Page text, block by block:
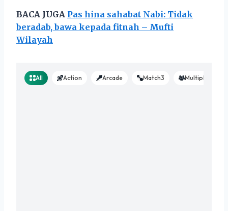
BACA JUGA Pas hina sahabat Nabi: Tidak
beradab, bawa kepada fitnah – Mufti
Wilayah